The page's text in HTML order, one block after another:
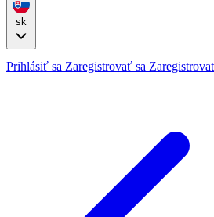
Prihlásiť sa Zaregistrovať sa